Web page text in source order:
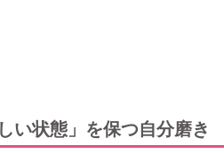
い状態」を保つ自分磨き